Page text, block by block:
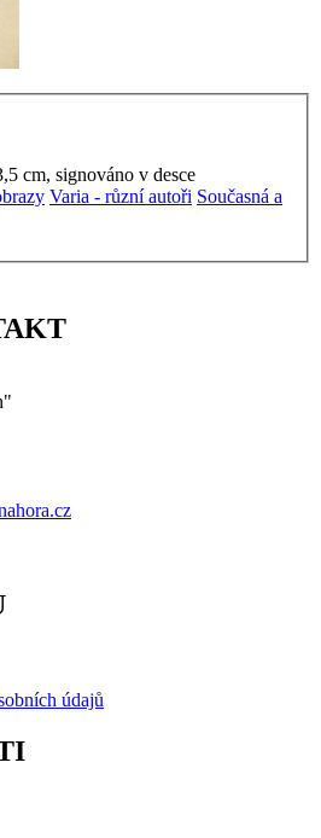
cm, signováno v desce
Varia - různí autoři Současná a
údajů